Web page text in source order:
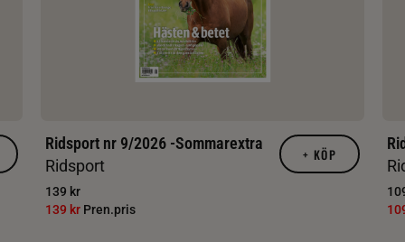
Ridsport nr 9/2026 -Sommarextra
Ridsport
139 kr
139 kr Pren.pris
+ KÖP